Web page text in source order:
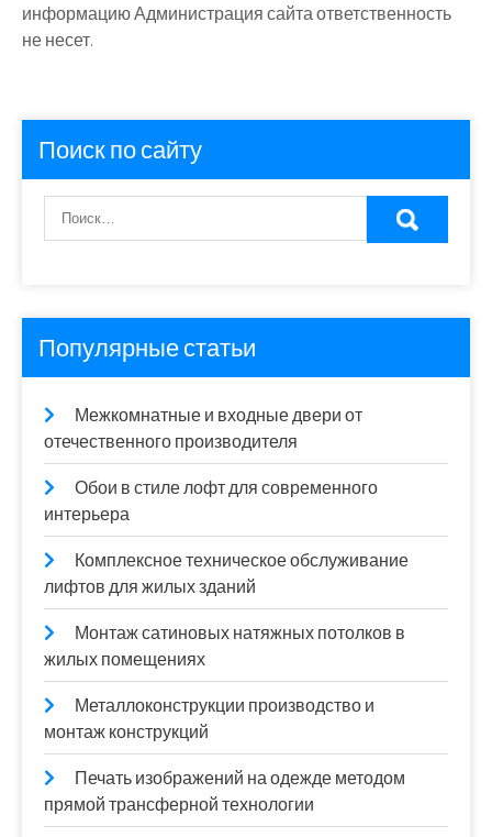
информацию Администрация сайта ответственность
не несет.
Поиск по сайту
Популярные статьи
Межкомнатные и входные двери от
отечественного производителя
Обои в стиле лофт для современного
интерьера
Комплексное техническое обслуживание
лифтов для жилых зданий
Монтаж сатиновых натяжных потолков в
жилых помещениях
Металлоконструкции производство и
монтаж конструкций
Печать изображений на одежде методом
прямой трансферной технологии